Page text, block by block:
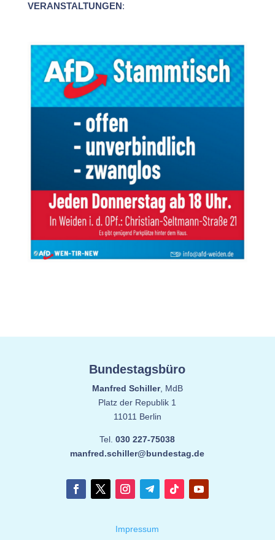
VERANSTALTUNGEN:
Bundestagsbüro
Manfred Schiller, MdB
Platz der Republik 1
11011 Berlin
Tel.030 227-75038
manfred.schiller@bundestag.de
Impressum